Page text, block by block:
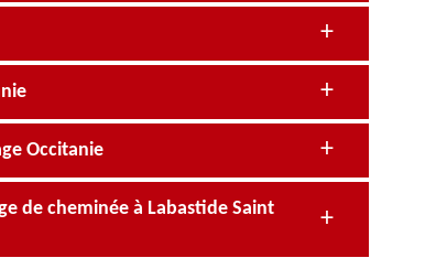
Occitanie
de cheminée à Labastide Saint